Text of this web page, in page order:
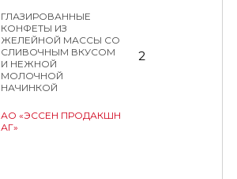
ГЛАЗИРОВАННЫЕ
КОНФЕТЫ ИЗ
ЖЕЛЕЙНОЙ МАССЫ СО
СЛИВОЧНЫМ ВКУСОМ
И НЕЖНОЙ
МОЛОЧНОЙ
НАЧИНКОЙ
АО «ЭССЕН ПРОДАКШН
АГ»
2